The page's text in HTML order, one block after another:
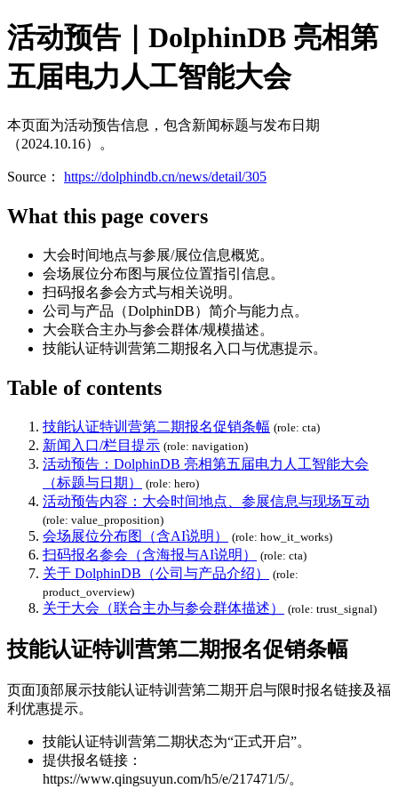
活动预告｜DolphinDB 亮相第
五届电力人工智能大会
本页面为活动预告信息，包含新闻标题与发布日期
（2024.10.16）。
Source： https://dolphindb.cn/news/detail/305
What this page covers
大会时间地点与参展/展位信息概览。
会场展位分布图与展位位置指引信息。
扫码报名参会方式与相关说明。
公司与产品（DolphinDB）简介与能力点。
大会联合主办与参会群体/规模描述。
技能认证特训营第二期报名入口与优惠提示。
Table of contents
技能认证特训营第二期报名促销条幅 (role: cta)
新闻入口/栏目提示 (role: navigation)
活动预告：DolphinDB 亮相第五届电力人工智能大会
（标题与日期）
(role: hero)
活动预告内容：大会时间地点、参展信息与现场互动
(role: value_proposition)
会场展位分布图（含AI说明） (role: how_it_works)
扫码报名参会（含海报与AI说明） (role: cta)
关于 DolphinDB（公司与产品介绍）
(role:
product_overview)
关于大会（联合主办与参会群体描述） (role: trust_signal)
技能认证特训营第二期报名促销条幅
页面顶部展示技能认证特训营第二期开启与限时报名链接及福
利优惠提示。
技能认证特训营第二期状态为“正式开启”。
提供报名链接：
https://www.qingsuyun.com/h5/e/217471/5/。